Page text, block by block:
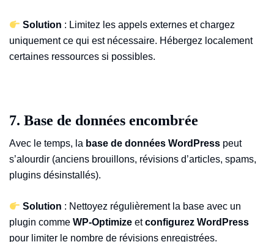
Solution : Limitez les appels externes et chargez
uniquement ce qui est nécessaire. Hébergez localement
certaines ressources si possibles.
7. Base de données encombrée
Avec le temps, la base de données WordPress peut
s’alourdir (anciens brouillons, révisions d’articles, spams,
plugins désinstallés).
Solution : Nettoyez régulièrement la base avec un
plugin comme WP-Optimize etconfigurez WordPress
pour limiter le nombre de révisions enregistrées.